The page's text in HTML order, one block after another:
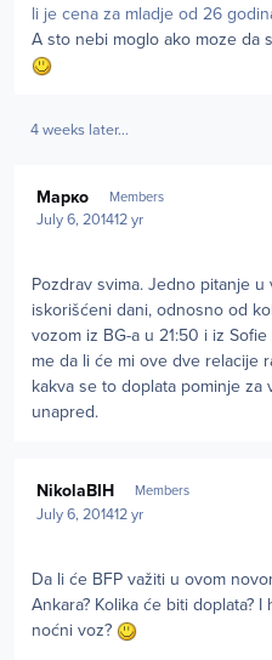
li je cena za mladje od 26
A sto nebi moglo ako moze da
4 weeks later...
Марко Members
July 6, 201412 yr
Pozdrav svima. Jedno pitanje u
iskorišćeni dani, odnosno od
vozom iz BG-a u 21:50 i iz
me da li će mi ove dve relacije
kakva se to doplata pominje za
unapred.
NikolaBIH Members
July 6, 201412 yr
Da li će BFP važiti u ovom
Ankara? Kolika će biti doplata?
noćni voz?